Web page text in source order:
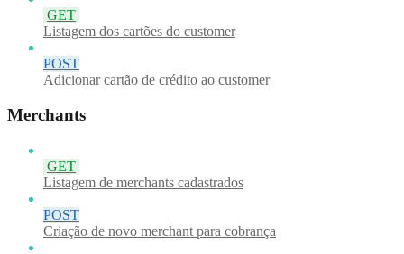
GET
Listagem dos cartões do customer
POST
Adicionar cartão de crédito ao customer
Merchants
GET
Listagem de merchants cadastrados
POST
Criação de novo merchant para cobrança